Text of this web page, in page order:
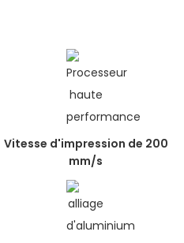
Vitesse d'impression de 200
mm/s